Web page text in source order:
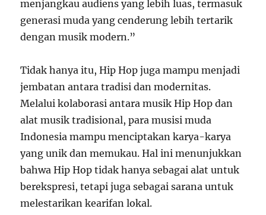
menjangkau audiens yang lebih luas, termasuk
generasi muda yang cenderung lebih tertarik
dengan musik modern.”
Tidak hanya itu, Hip Hop juga mampu menjadi
jembatan antara tradisi dan modernitas.
Melalui kolaborasi antara musik Hip Hop dan
alat musik tradisional, para musisi muda
Indonesia mampu menciptakan karya-karya
yang unik dan memukau. Hal ini menunjukkan
bahwa Hip Hop tidak hanya sebagai alat untuk
berekspresi, tetapi juga sebagai sarana untuk
melestarikan kearifan lokal.